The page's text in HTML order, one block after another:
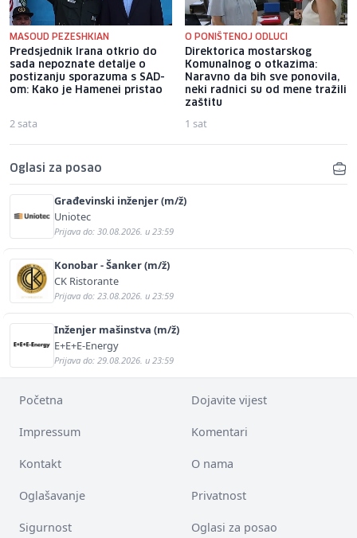
MASOUD PEZESHKIAN
Predsjednik Irana otkrio do
sada nepoznate detalje o
postizanju sporazuma s SAD-
om: Kako je Hamenei pristao
2 sata
O PONIŠTENOJ ODLUCI
Direktorica mostarskog
Komunalnog o otkazima:
Naravno da bih sve ponovila,
neki radnici su od mene tražili
zaštitu
1 sat
Oglasi za posao
Građevinski inženjer (m/ž)
Uniotec
Prijava do: 30.08.2026. u 23:59
Konobar - Šanker (m/ž)
CK Ristorante
Prijava do: 23.08.2026. u 23:59
Inženjer mašinstva (m/ž)
E+E+E-Energy
Prijava do: 29.08.2026. u 23:59
Početna Dojavite vijest
Impressum Komentari
Kontakt O nama
Oglašavanje Privatnost
Sigurnost Oglasi za posao